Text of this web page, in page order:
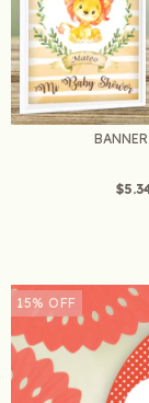
15% OFF